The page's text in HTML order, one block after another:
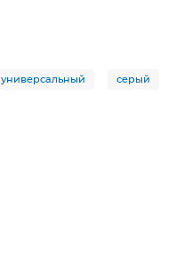
универсальный серый